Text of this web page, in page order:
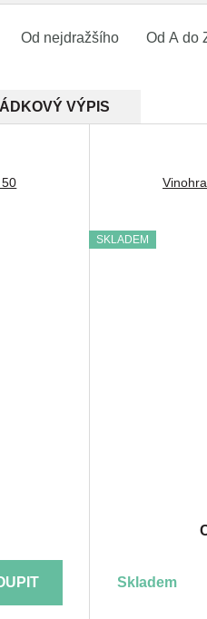
Od nejdražšího Od A do
VÝPIS
SKLADEM
skladem